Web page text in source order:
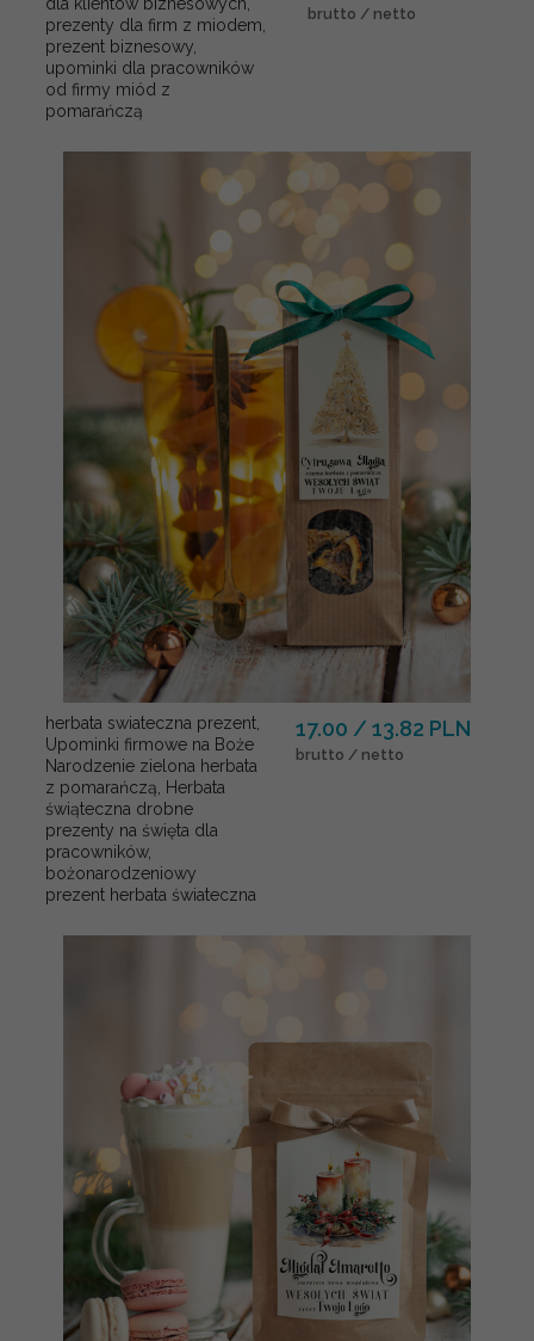
prezenty dla firm z miodem,
prezent biznesowy,
upominki dla pracowników
od firmy miód z
pomarańczą
brutto / netto
herbata swiateczna prezent,
Upominki firmowe na Boże
Narodzenie zielona herbata
z pomarańczą, Herbata
świąteczna drobne
prezenty na święta dla
pracowników,
bożonarodzeniowy
prezent herbata świateczna
17.00 / 13.82 PLN
brutto / netto